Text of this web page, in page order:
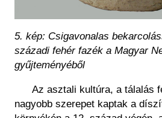
5. kép: Csigavonalas
századi fehér fazék a Magyar
gyűjteményéből
Az asztali kultúra, a tálalás
nagyobb szerepet kaptak a